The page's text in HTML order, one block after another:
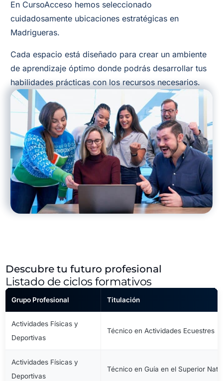
En CursoAcceso hemos seleccionado
cuidadosamente ubicaciones estratégicas en
Madrigueras.
Cada espacio está diseñado para crear un ambiente
de aprendizaje óptimo donde podrás desarrollar tus
habilidades prácticas con los recursos necesarios.
Descubre tu futuro profesional
Listado de ciclos formativos
Grupo Profesional Titulación
Actividades Físicas y
Deportivas
Técnico en Actividades Ecuestres
Actividades Físicas y
Deportivas
Técnico en Guía en el Superior